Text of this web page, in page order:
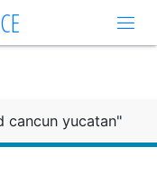
CE
cancun yucatan"